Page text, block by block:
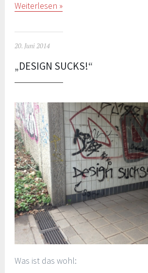
Weiterlesen
20. Juni 2014
„DESIGN SUCKS!“
Was ist das wohl: